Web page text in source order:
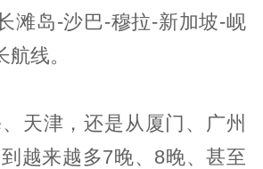
滩岛-沙巴-穆拉-新加坡-岘
线。
天津，还是从厦门、广州
越来越多7晚、8晚、甚至